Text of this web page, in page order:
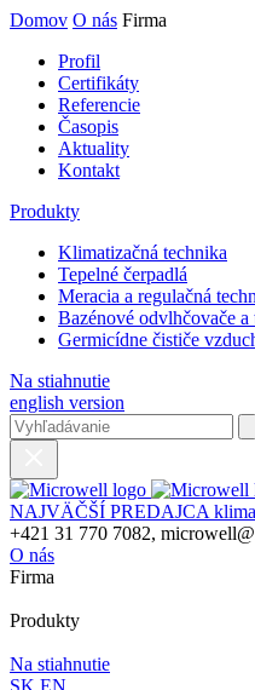
Domov O nás Firma
Profil
Certifikáty
Referencie
Časopis
Aktuality
Kontakt
Produkty
Klimatizačná technika
Tepelné čerpadlá
Meracia a regulačná
Bazénové odvlhčovače a
Germicídne čističe
Na stiahnutie
english version
NAJVÄČŠÍ PREDAJCA
+421 31 770 7082,
O nás
Firma
Produkty
Na stiahnutie
SK EN